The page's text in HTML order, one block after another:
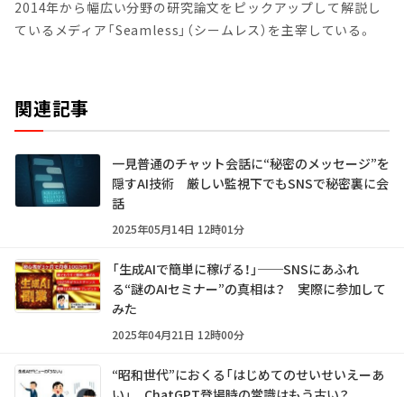
2014年から幅広い分野の研究論文をピックアップして解説し
ているメディア「Seamless」（シームレス）を主宰している。
関連記事
一見普通のチャット会話に“秘密のメッセージ”を
隠すAI技術 厳しい監視下でもSNSで秘密裏に会
話
2025年05月14日 12時01分
「生成AIで簡単に稼げる！」──SNSにあふれ
る“謎のAIセミナー”の真相は？ 実際に参加して
みた
2025年04月21日 12時00分
“昭和世代”におくる「はじめてのせいせいえーあ